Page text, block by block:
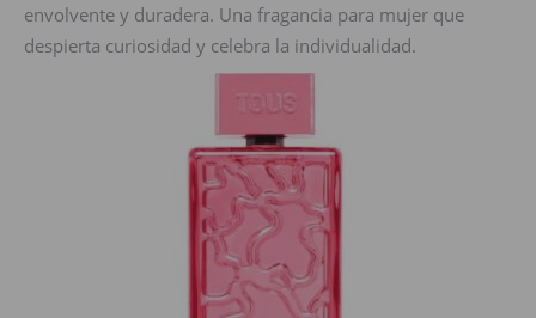
envolvente y duradera. Una fragancia para mujer que
despierta curiosidad y celebra la individualidad.